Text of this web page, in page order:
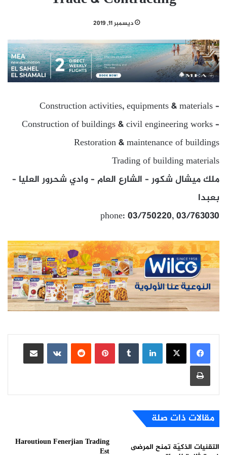
ديسمبر 11, 2019
Construction activities, equipments & materials –
Construction of buildings & civil engineering works –
Restoration & maintenance of buildings
Trading of building materials
ملك ميشال شكور – الشارع العام – وادي شحرور العليا –
بعبدا
phone: 03/750220, 03/763030
لينكدإن بينتيريست
مشاركة عبر البريد
طباعة
مقالات ذات صلة
التقنيات الذكيّة تمنح المرضى
Haroutioun Fenerjian Trading
Est